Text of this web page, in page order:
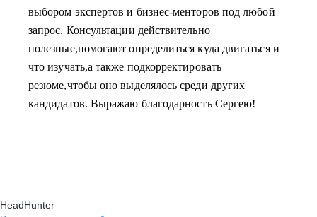
выбором экспертов и бизнес-менторов под любой
запрос. Консультации действительно
полезные,помогают определиться куда двигаться и
что изучать,а также подкорректировать
резюме,чтобы оно выделялось среди других
кандидатов. Выражаю благодарность Сергею!
HeadHunter